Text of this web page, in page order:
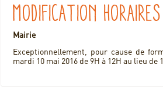
Modification
Mairie
Exceptionnellement, pour cause de
mardi 10 mai 2016 de 9H à 12H au lieu de